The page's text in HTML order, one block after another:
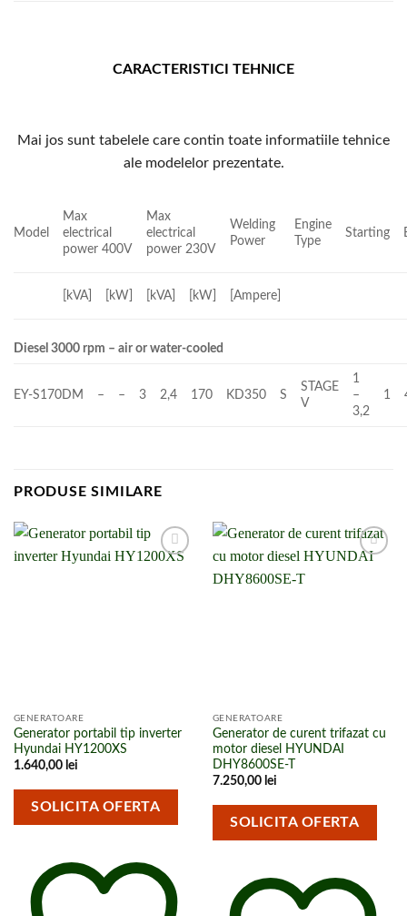
CARACTERISTICI TEHNICE
Mai jos sunt tabelele care contin toate informatiile tehnice
ale modelelor prezentate.
Model
Max
electrical
power 400V
Max
electrical
power 230V
Welding
Power
Engine
Type
Starting
[kVA] [kW] [kVA] [kW] [Ampere]
Diesel 3000 rpm – air or water-cooled
EY-S170DM – – 3 2,4 170 KD350 S
STAGE
V
1
–
3,2
1
PRODUSE SIMILARE
GENERATOARE
Generator portabil tip inverter
Hyundai HY1200XS
1.640,00 lei
SOLICITA OFERTA
GENERATOARE
Generator de curent trifazat cu
motor diesel HYUNDAI
DHY8600SE-T
7.250,00 lei
SOLICITA OFERTA